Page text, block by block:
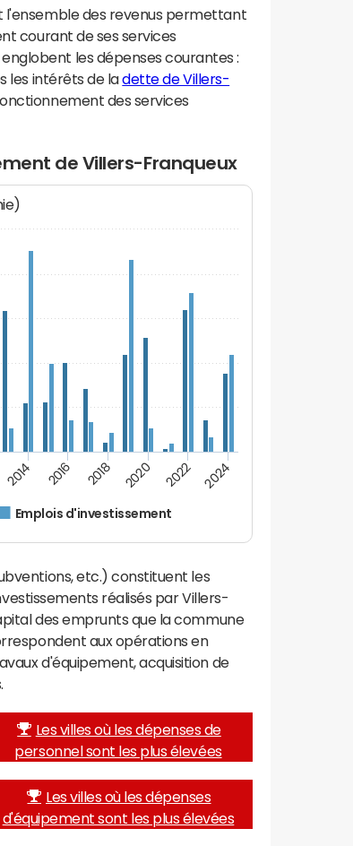
des revenus permettant
courant de ses services
les dépenses courantes :
les intérêts de ladette de Villers-
des services
de Villers-Franqueux
Emplois d'investissement
2014 2016 2018 2020 2022 2024
etc.) constituent les
réalisés par Villers-
des emprunts que la commune
aux opérations en
d'équipement, acquisition de
Les villes où les dépenses de
personnel sont les plus élevées
Les villes où les dépenses
d'équipement sont les plus élevées